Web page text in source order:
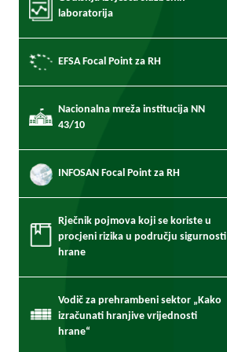
laboratorija
EFSA Focal Point za RH
Nacionalna mreža institucija NN
43/10
INFOSAN Focal Point za RH
Rječnik pojmova koji se koriste u
procjeni rizika u području sigurnosti
hrane
Vodič za prehrambeni sektor „Kako
izračunati hranjive vrijednosti
hrane“